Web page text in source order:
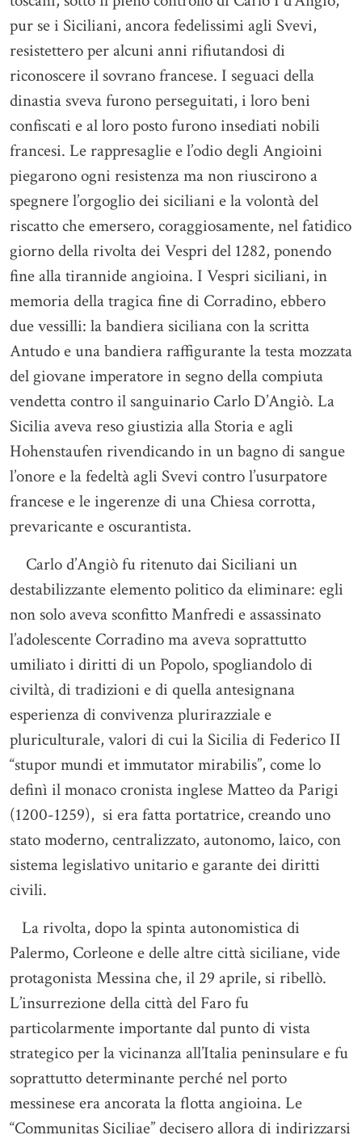
pur se i Siciliani, ancora fedelissimi agli Svevi,
resistettero per alcuni anni rifiutandosi di
riconoscere il sovrano francese. I seguaci della
dinastia sveva furono perseguitati, i loro beni
confiscati e al loro posto furono insediati nobili
francesi. Le rappresaglie e l’odio degli Angioini
piegarono ogni resistenza ma non riuscirono a
spegnere l’orgoglio dei siciliani e la volontà del
riscatto che emersero, coraggiosamente, nel fatidico
giorno della rivolta dei Vespri del 1282, ponendo
fine alla tirannide angioina. I Vespri siciliani, in
memoria della tragica fine di Corradino, ebbero
due vessilli: la bandiera siciliana con la scritta
Antudo e una bandiera raffigurante la testa mozzata
del giovane imperatore in segno della compiuta
vendetta contro il sanguinario Carlo D’Angiò. La
Sicilia aveva reso giustizia alla Storia e agli
Hohenstaufen rivendicando in un bagno di sangue
l’onore e la fedeltà agli Svevi contro l’usurpatore
francese e le ingerenze di una Chiesa corrotta,
prevaricante e oscurantista.
Carlo d’Angiò fu ritenuto dai Siciliani un
destabilizzante elemento politico da eliminare: egli
non solo aveva sconfitto Manfredi e assassinato
l’adolescente Corradino ma aveva soprattutto
umiliato i diritti di un Popolo, spogliandolo di
civiltà, di tradizioni e di quella antesignana
esperienza di convivenza plurirazziale e
pluriculturale, valori di cui la Sicilia di Federico II
“stupor mundi et immutator mirabilis”, come lo
definì il monaco cronista inglese Matteo da Parigi
(1200-1259), si era fatta portatrice, creando uno
stato moderno, centralizzato, autonomo, laico, con
sistema legislativo unitario e garante dei diritti
civili.
La rivolta, dopo la spinta autonomistica di
Palermo, Corleone e delle altre città siciliane, vide
protagonista Messina che, il 29 aprile, si ribellò.
L’insurrezione della città del Faro fu
particolarmente importante dal punto di vista
strategico per la vicinanza all’Italia peninsulare e fu
soprattutto determinante perché nel porto
messinese era ancorata la flotta angioina. Le
“Communitas Siciliae” decisero allora di indirizzarsi